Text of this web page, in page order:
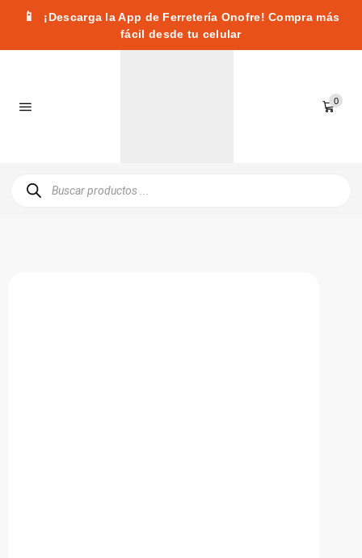
📱
¡Descarga la App de Ferretería Onofre! Compra más
fácil desde tu celular
0